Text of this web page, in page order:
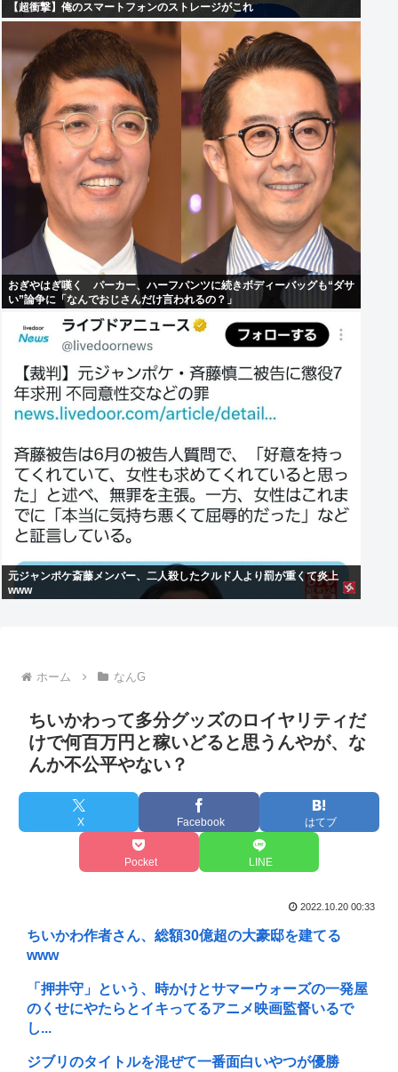
【超衝撃】俺のスマートフォンのストレージがこれ
おぎやはぎ嘆く パーカー、ハーフパンツに続きボディーバッグも“ダサ
い”論争に「なんでおじさんだけ言われるの？」
元ジャンポケ斎藤メンバー、二人殺したクルド人より罰が重くて炎上
www
ホーム なんG
ちいかわって多分グッズのロイヤリティだ
けで何百万円と稼いどると思うんやが、な
んか不公平やない？
X Facebook はてブ
Pocket LINE
2022.10.20 00:33
ちいかわ作者さん、総額30億超の大豪邸を建てる
www
「押井守」という、時かけとサマーウォーズの一発屋
のくせにやたらとイキってるアニメ映画監督いるで
し...
ジブリのタイトルを混ぜて一番面白いやつが優勝